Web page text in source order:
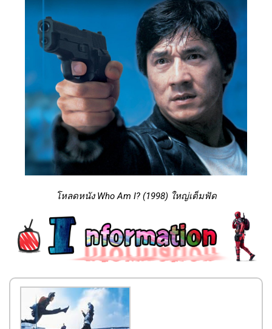
โหลดหนัง Who Am I? (1998) ใหญ่เต็มฟัด